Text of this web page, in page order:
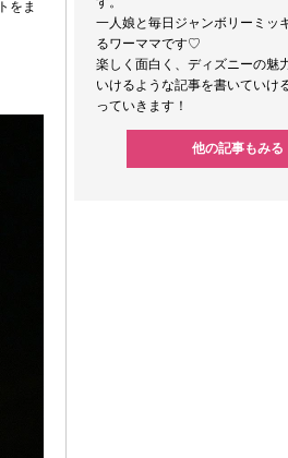
をま
一人娘と毎日ジャンボリーミッ
るワーママです♡
楽しく面白く、ディズニーの魅
いけるような記事を書いていけ
っていきます！
他の記事もみる